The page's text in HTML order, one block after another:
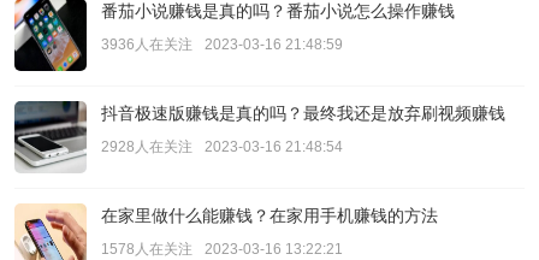
番茄小说赚钱是真的吗？番茄小说怎么操作赚钱
3936人在关注 2023-03-16 21:48:59
抖音极速版赚钱是真的吗？最终我还是放弃刷视频赚钱
2928人在关注 2023-03-16 21:48:54
在家里做什么能赚钱？在家用手机赚钱的方法
1578人在关注 2023-03-16 13:22:21